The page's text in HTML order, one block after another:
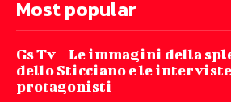
Most popular
Gs Tv – Le immagini della
dello Sticciano e le
protagonisti